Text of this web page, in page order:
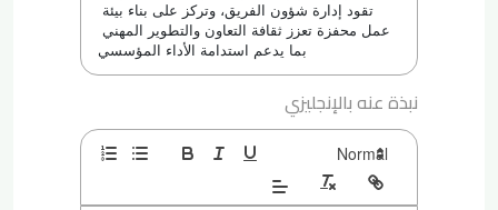
بما يدعم استدامة الأداء المؤسسي
نبذة عنه بالإنجليزي